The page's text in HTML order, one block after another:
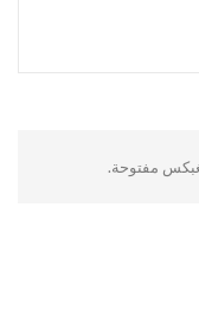
مفتوحة.